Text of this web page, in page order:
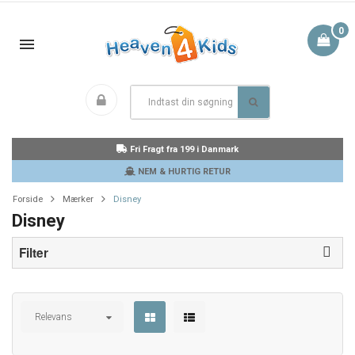
0
Fri Fragt fra 199 i Danmark
NEM & HURTIG RETUR
Forside Mærker Disney
Disney
Filter
Relevans